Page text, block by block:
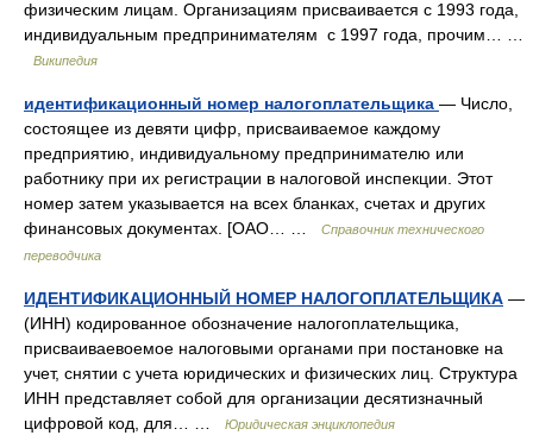
физическим лицам. Организациям присваивается с 1993 года,
индивидуальным предпринимателям с 1997 года, прочим… …
Википедия
идентификационный номер налогоплательщика — Число,
состоящее из девяти цифр, присваиваемое каждому
предприятию, индивидуальному предпринимателю или
работнику при их регистрации в налоговой инспекции. Этот
номер затем указывается на всех бланках, счетах и других
финансовых документах. [ОАО… …
Справочник технического
переводчика
ИДЕНТИФИКАЦИОННЫЙ НОМЕР НАЛОГОПЛАТЕЛЬЩИКА —
(ИНН) кодированное обозначение налогоплательщика,
присваиваевоемое налоговыми органами при постановке на
учет, снятии с учета юридических и физических лиц. Структура
ИНН представляет собой для организации десятизначный
цифровой код, для… …
Юридическая энциклопедия